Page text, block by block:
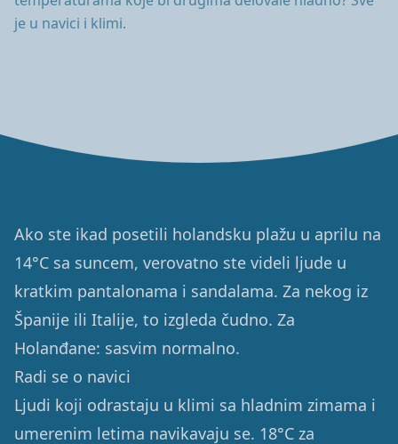
je u navici i klimi.
Ako ste ikad posetili holandsku plažu u aprilu na
14°C sa suncem, verovatno ste videli ljude u
kratkim pantalonama i sandalama. Za nekog iz
Španije ili Italije, to izgleda čudno. Za
Holanđane: sasvim normalno.
Radi se o navici
Ljudi koji odrastaju u klimi sa hladnim zimama i
umerenim letima navikavaju se. 18°C za